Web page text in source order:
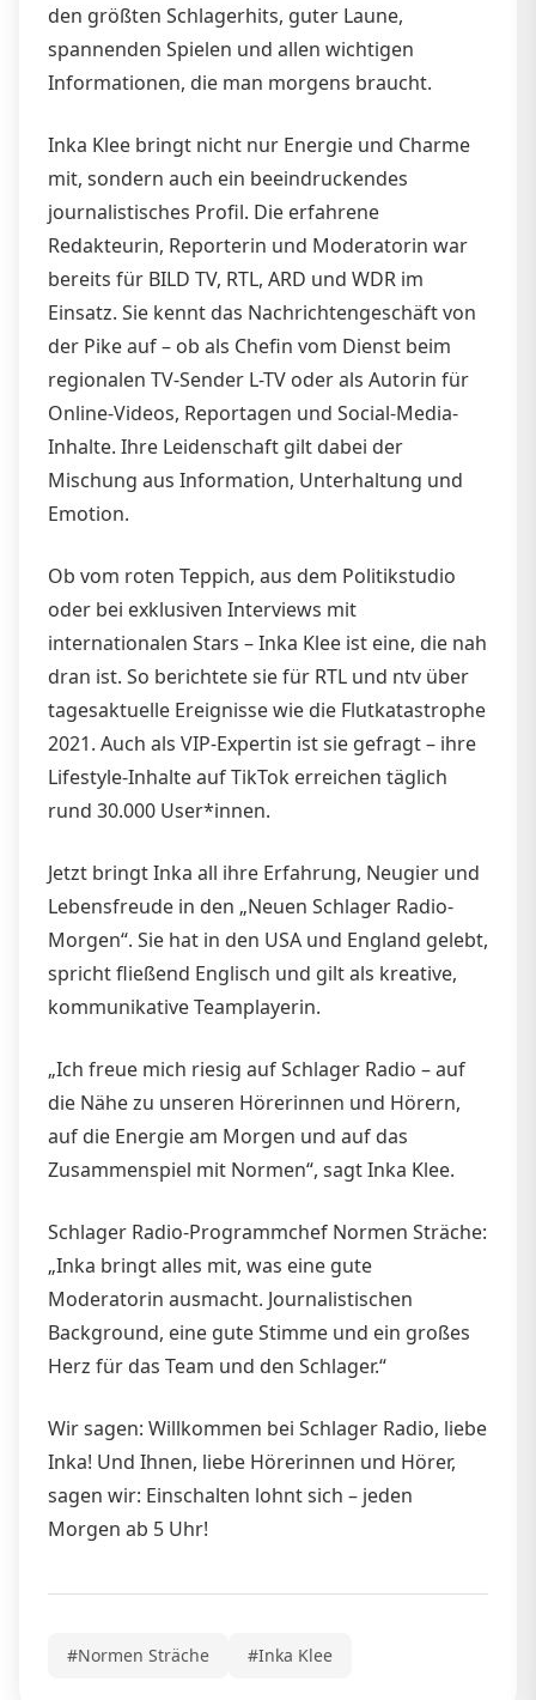
den größten Schlagerhits, guter Laune,
spannenden Spielen und allen wichtigen
Informationen, die man morgens braucht.
Inka Klee bringt nicht nur Energie und Charme
mit, sondern auch ein beeindruckendes
journalistisches Profil. Die erfahrene
Redakteurin, Reporterin und Moderatorin war
bereits für BILD TV, RTL, ARD und WDR im
Einsatz. Sie kennt das Nachrichtengeschäft von
der Pike auf – ob als Chefin vom Dienst beim
regionalen TV-Sender L-TV oder als Autorin für
Online-Videos, Reportagen und Social-Media-
Inhalte. Ihre Leidenschaft gilt dabei der
Mischung aus Information, Unterhaltung und
Emotion.
Ob vom roten Teppich, aus dem Politikstudio
oder bei exklusiven Interviews mit
internationalen Stars – Inka Klee ist eine, die nah
dran ist. So berichtete sie für RTL und ntv über
tagesaktuelle Ereignisse wie die Flutkatastrophe
2021. Auch als VIP-Expertin ist sie gefragt – ihre
Lifestyle-Inhalte auf TikTok erreichen täglich
rund 30.000 User*innen.
Jetzt bringt Inka all ihre Erfahrung, Neugier und
Lebensfreude in den „Neuen Schlager Radio-
Morgen“. Sie hat in den USA und England gelebt,
spricht fließend Englisch und gilt als kreative,
kommunikative Teamplayerin.
„Ich freue mich riesig auf Schlager Radio – auf
die Nähe zu unseren Hörerinnen und Hörern,
auf die Energie am Morgen und auf das
Zusammenspiel mit Normen“, sagt Inka Klee.
Schlager Radio-Programmchef Normen Sträche:
„Inka bringt alles mit, was eine gute
Moderatorin ausmacht. Journalistischen
Background, eine gute Stimme und ein großes
Herz für das Team und den Schlager.“
Wir sagen: Willkommen bei Schlager Radio, liebe
Inka! Und Ihnen, liebe Hörerinnen und Hörer,
sagen wir: Einschalten lohnt sich – jeden
Morgen ab 5 Uhr!
#Normen Sträche #Inka Klee